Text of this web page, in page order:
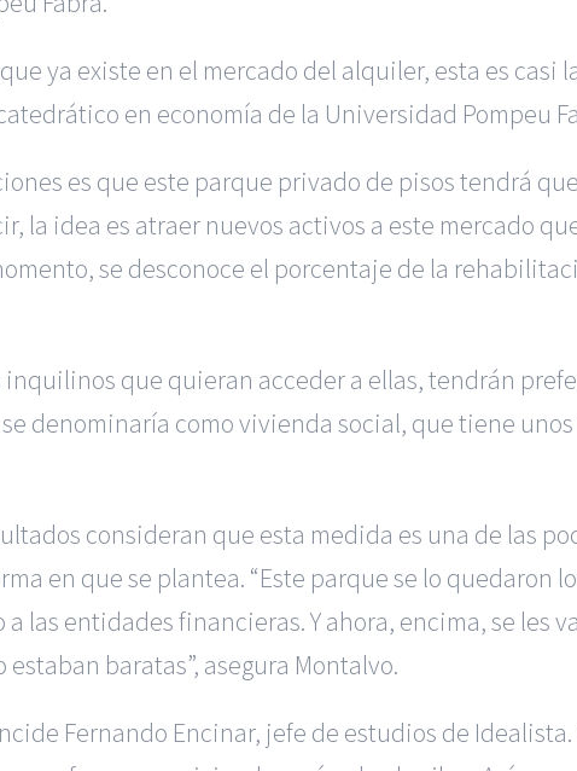
ya existe en el mercado del alquiler, esta es
en economía de la Universidad Pompeu
es que este parque privado de pisos tendrá
la idea es atraer nuevos activos a este mercado
se desconoce el porcentaje de la
inquilinos que quieran acceder a ellas, tendrán
denominaría como vivienda social, que tiene
consideran que esta medida es una de las
en que se plantea. “Este parque se lo
a las entidades financieras. Y ahora, encima, se les
baratas”, asegura Montalvo.
Fernando Encinar, jefe de estudios de